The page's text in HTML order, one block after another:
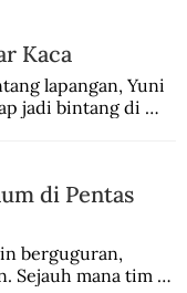
Kaca
lapangan, Yuni
jadi bintang di
di Pentas
berguguran,
Sejauh mana tim